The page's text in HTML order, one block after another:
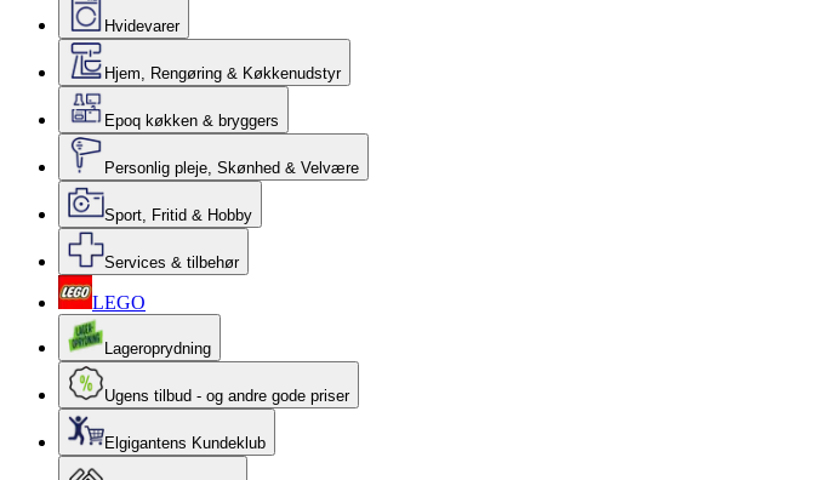
Hvidevarer
Hjem, Rengøring & Køkkenudstyr
Epoq køkken & bryggers
Personlig pleje, Skønhed & Velvære
Sport, Fritid & Hobby
Services & tilbehør
LEGO
Lageroprydning
Ugens tilbud - og andre gode priser
Elgigantens Kundeklub